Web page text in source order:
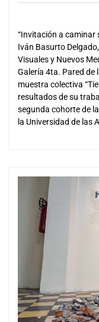
“Invitación a caminar
Iván Basurto
Visuales y Nuevos
Galería 4ta. Pared de
muestra colectiva
resultados de su
segunda cohorte de
la Universidad de las